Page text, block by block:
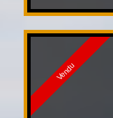
Vendu